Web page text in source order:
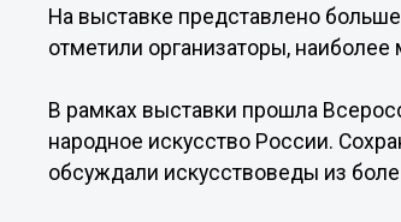
На выставке представлено
отметили организаторы,
В рамках выставки прошла
народное искусство России.
обсуждали искусствоведы из